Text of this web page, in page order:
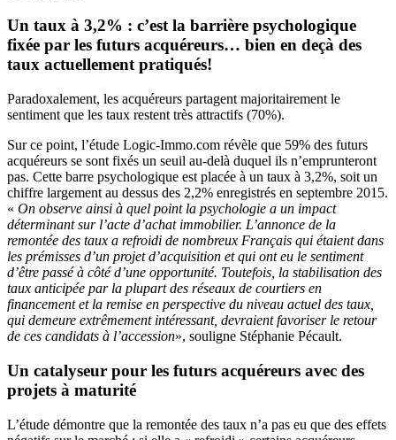
Un taux à 3,2% : c’est la barrière psychologique
fixée par les futurs acquéreurs… bien en deçà des
taux actuellement pratiqués!
Paradoxalement, les acquéreurs partagent majoritairement le
sentiment que les taux restent très attractifs (70%).
Sur ce point, l’étude Logic-Immo.com révèle que 59% des futurs
acquéreurs se sont fixés un seuil au-delà duquel ils n’emprunteront
pas. Cette barre psychologique est placée à un taux à 3,2%, soit un
chiffre largement au dessus des 2,2% enregistrés en septembre 2015.
« On observe ainsi à quel point la psychologie a un impact
déterminant sur l’acte d’achat immobilier. L’annonce de la
remontée des taux a refroidi de nombreux Français qui étaient dans
les prémisses d’un projet d’acquisition et qui ont eu le sentiment
d’être passé à côté d’une opportunité. Toutefois, la stabilisation des
taux anticipée par la plupart des réseaux de courtiers en
financement et la remise en perspective du niveau actuel des taux,
qui demeure extrêmement intéressant, devraient favoriser le retour
de ces candidats à l’accession», souligne Stéphanie Pécault.
Un catalyseur pour les futurs acquéreurs avec des
projets à maturité
L’étude démontre que la remontée des taux n’a pas eu que des effets